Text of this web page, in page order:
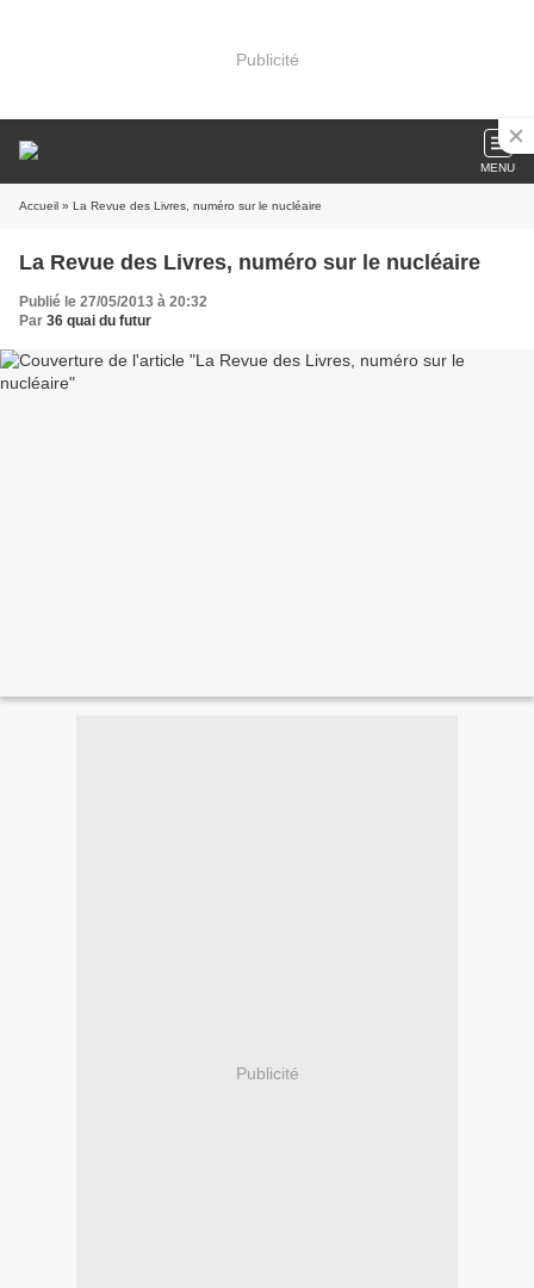
Publicité
MENU
Accueil » La Revue des Livres, numéro sur le nucléaire
La Revue des Livres, numéro sur le nucléaire
Publié le 27/05/2013 à 20:32
Par 36 quai du futur
Publicité